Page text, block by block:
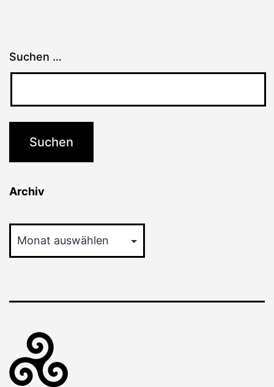
Suchen …
Archiv